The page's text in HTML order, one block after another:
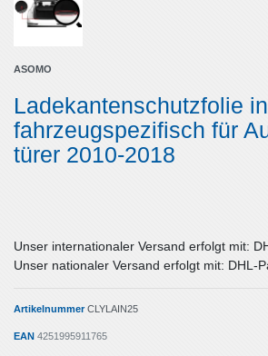
ASOMO
Ladekantenschutzfolie
fahrzeugspezifisch für
türer 2010-2018
Unser internationaler Versand erfolgt mit:
Unser nationaler Versand erfolgt mit: DHL-
ArtikelnummerCLYLAIN25
EAN 4251995911765